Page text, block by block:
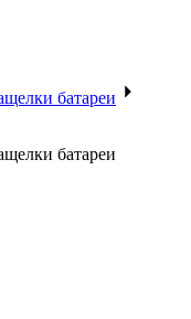
батареи
батареи